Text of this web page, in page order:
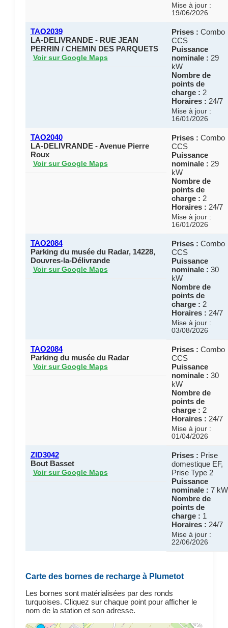
Mise à jour :
19/06/2026
TAO2039
LA-DELIVRANDE - RUE JEAN
PERRIN / CHEMIN DES PARQUETS
Voir sur Google Maps
Prises : Combo
CCS
Puissance
nominale : 29
kW
Nombre de
points de
charge : 2
Horaires : 24/7
Mise à jour :
16/01/2026
TAO2040
LA-DELIVRANDE - Avenue Pierre
Roux
Voir sur Google Maps
Prises : Combo
CCS
Puissance
nominale : 29
kW
Nombre de
points de
charge : 2
Horaires : 24/7
Mise à jour :
16/01/2026
TAO2084
Parking du musée du Radar, 14228,
Douvres-la-Délivrande
Voir sur Google Maps
Prises : Combo
CCS
Puissance
nominale : 30
kW
Nombre de
points de
charge : 2
Horaires : 24/7
Mise à jour :
03/08/2026
TAO2084
Parking du musée du Radar
Voir sur Google Maps
Prises : Combo
CCS
Puissance
nominale : 30
kW
Nombre de
points de
charge : 2
Horaires : 24/7
Mise à jour :
01/04/2026
ZID3042
Bout Basset
Voir sur Google Maps
Prises : Prise
domestique EF,
Prise Type 2
Puissance
nominale : 7 kW
Nombre de
points de
charge : 1
Horaires : 24/7
Mise à jour :
22/06/2026
Carte des bornes de recharge à Plumetot
Les bornes sont matérialisées par des ronds
turquoises. Cliquez sur chaque point pour afficher le
nom de la station et son adresse.